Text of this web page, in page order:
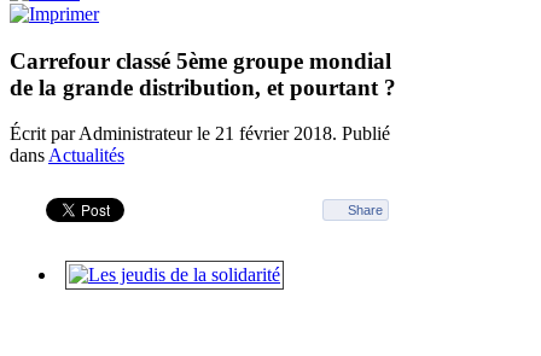
Carrefour classé 5ème groupe mondial
de la grande distribution, et pourtant ?
Écrit par Administrateur le 21 février 2018. Publié
dansActualités
Share